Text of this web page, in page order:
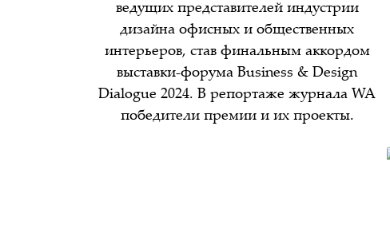
ведущих представителей индустрии
дизайна офисных и общественных
интерьеров, став финальным аккордом
выставки-форума Business & Design
Dialogue 2024. В репортаже журнала WA
победители премии и их проекты.